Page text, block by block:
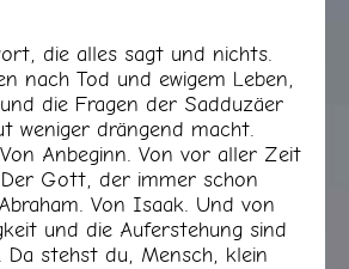
die alles sagt und nichts.
nach Tod und ewigem Leben,
die Fragen der Sadduzäer
weniger drängend macht.
Anbeginn. Von vor aller Zeit
Der Gott, der immer schon
Von Isaak. Und von
und die Auferstehung sind
Da stehst du, Mensch, klein